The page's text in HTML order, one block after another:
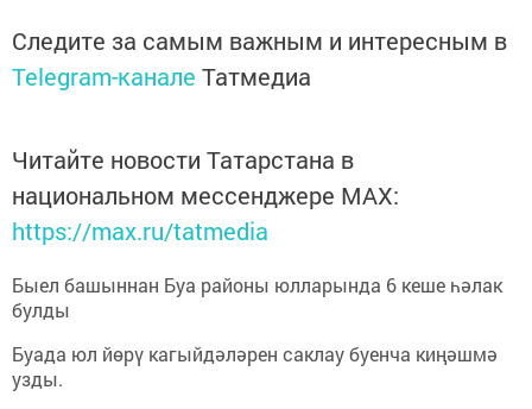
Следите за самым важным и интересным в
Telegram-канале Татмедиа
Читайте новости Татарстана в
национальном мессенджере MАХ:
https://max.ru/tatmedia
Быел башыннан Буа районы юлларында 6 кеше һәлак
булды
Буада юл йөрү кагыйдәләрен саклау буенча киңәшмә
узды.